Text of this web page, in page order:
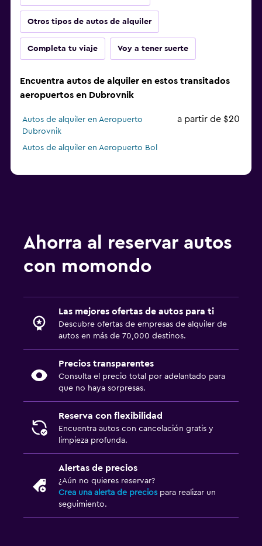
Otros tipos de autos de alquiler
Completa tu viaje Voy a tener suerte
Encuentra autos de alquiler en estos transitados
aeropuertos en Dubrovnik
Autos de alquiler en Aeropuerto
Dubrovnik
a partir de $20
Autos de alquiler en Aeropuerto Bol
Ahorra al reservar autos
con momondo
Las mejores ofertas de autos para ti
Descubre ofertas de empresas de alquiler de
autos en más de 70,000 destinos.
Precios transparentes
Consulta el precio total por adelantado para
que no haya sorpresas.
Reserva con flexibilidad
Encuentra autos con cancelación gratis y
limpieza profunda.
Alertas de precios
¿Aún no quieres reservar?
Crea una alerta de precios para realizar un
seguimiento.